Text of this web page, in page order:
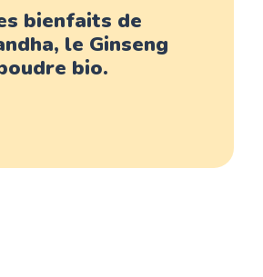
bienfaits de
le Ginseng
bio.